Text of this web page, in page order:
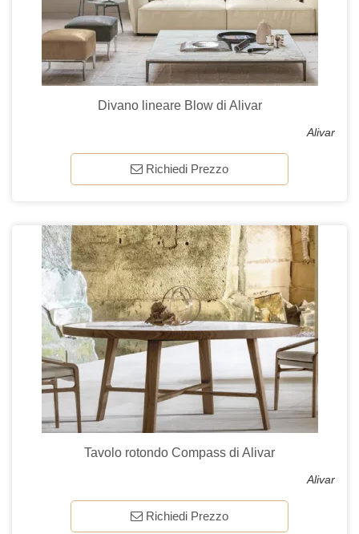
Divano lineare Blow di Alivar
Alivar
Richiedi Prezzo
Tavolo rotondo Compass di Alivar
Alivar
Richiedi Prezzo